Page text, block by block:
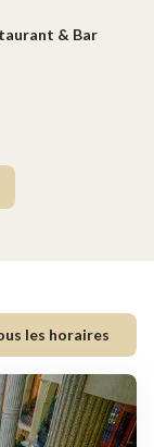
& Bar
les horaires